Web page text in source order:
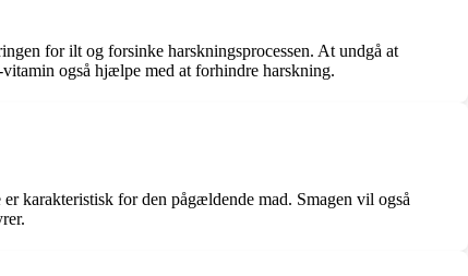
for ilt og forsinke harskningsprocessen. At undgå at
også hjælpe med at forhindre harskning.
karakteristisk for den pågældende mad. Smagen vil også